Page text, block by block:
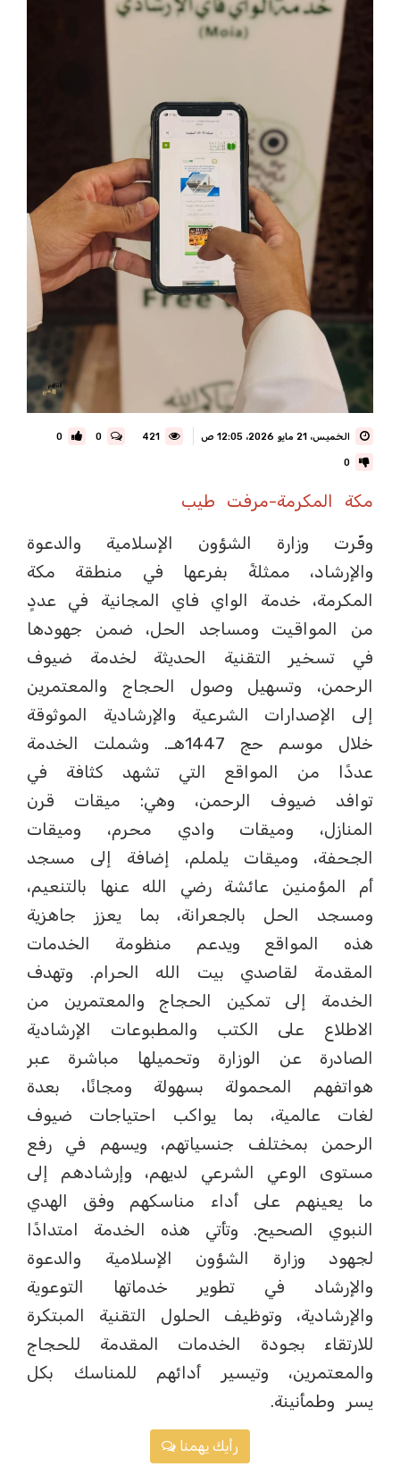
الخميس، 21 مايو 2026، 12:05 ص 0
0
0
مكة المكرمة-مرفت طيب
وفّرت وزارة الشؤون الإسلامية والدعوة
والإرشاد، ممثلةً بفرعها في منطقة مكة
المكرمة، خدمة الواي فاي المجانية في عددٍ
من المواقيت ومساجد الحل، ضمن جهودها
في تسخير التقنية الحديثة لخدمة ضيوف
الرحمن، وتسهيل وصول الحجاج والمعتمرين
إلى الإصدارات الشرعية والإرشادية الموثوقة
خلال موسم حج 1447هـ. وشملت الخدمة
عددًا من المواقع التي تشهد كثافة في
توافد ضيوف الرحمن، وهي: ميقات قرن
المنازل، وميقات وادي محرم، وميقات
الجحفة، وميقات يلملم، إضافة إلى مسجد
أم المؤمنين عائشة رضي الله عنها بالتنعيم،
ومسجد الحل بالجعرانة، بما يعزز جاهزية
هذه المواقع ويدعم منظومة الخدمات
المقدمة لقاصدي بيت الله الحرام. وتهدف
الخدمة إلى تمكين الحجاج والمعتمرين من
الاطلاع على الكتب والمطبوعات الإرشادية
الصادرة عن الوزارة وتحميلها مباشرة عبر
هواتفهم المحمولة بسهولة ومجانًا، بعدة
لغات عالمية، بما يواكب احتياجات ضيوف
الرحمن بمختلف جنسياتهم، ويسهم في رفع
مستوى الوعي الشرعي لديهم، وإرشادهم إلى
ما يعينهم على أداء مناسكهم وفق الهدي
النبوي الصحيح. وتأتي هذه الخدمة امتدادًا
لجهود وزارة الشؤون الإسلامية والدعوة
والإرشاد في تطوير خدماتها التوعوية
والإرشادية، وتوظيف الحلول التقنية المبتكرة
للارتقاء بجودة الخدمات المقدمة للحجاج
والمعتمرين، وتيسير أدائهم للمناسك بكل
يسر وطمأنينة.
رأيك يهمنا